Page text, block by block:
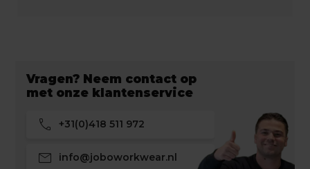
Vragen? Neem contact op
met onze klantenservice
call +31(0)418 511 972
mail info@joboworkwear.nl